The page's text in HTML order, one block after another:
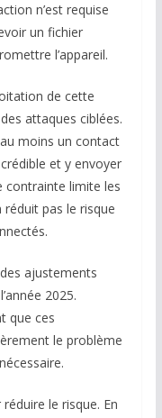
n’est requise
un fichier
l’appareil.
de cette
attaques ciblées.
moins un contact
et y envoyer
contrainte limite les
réduit pas le risque
ajustements
2025.
que ces
le problème
le risque. En